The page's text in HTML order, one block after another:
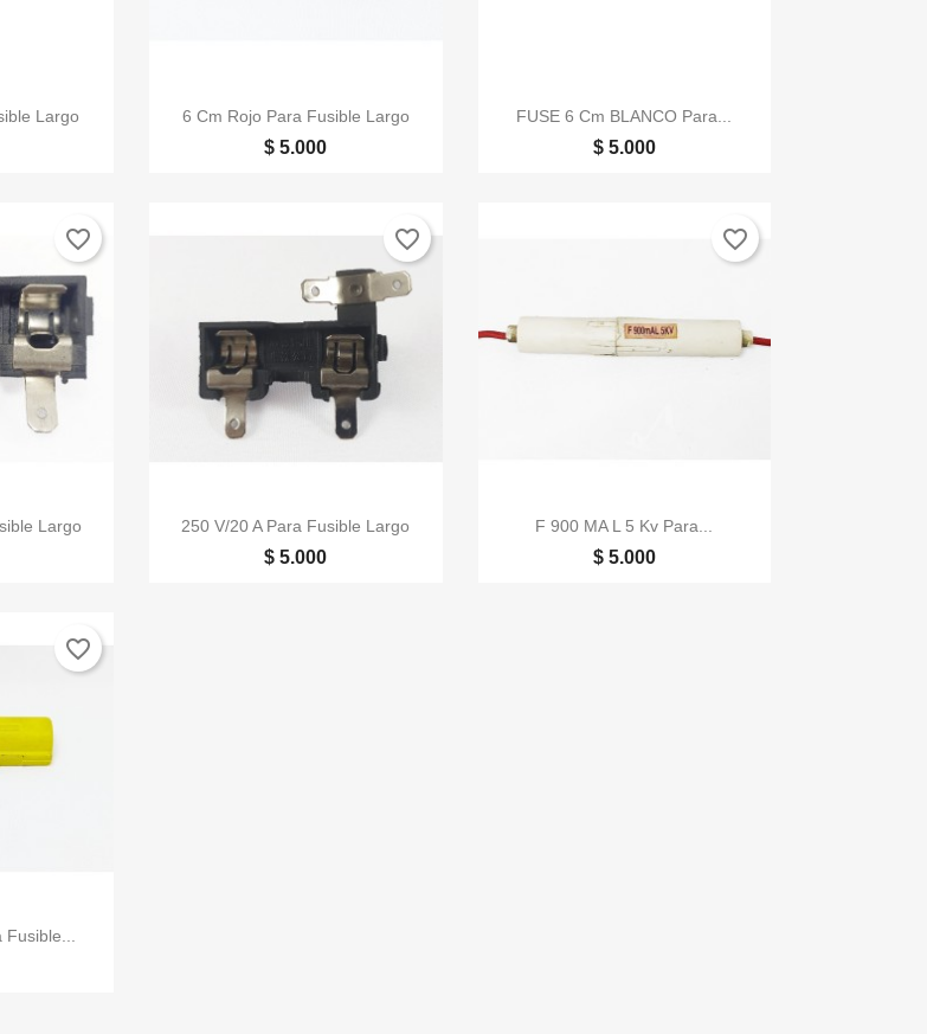
Largo Vista rápida
6 Cm Rojo Para Fusible Largo
$ 5.000
Vista rápida
FUSE 6 Cm BLANCO Para...
$ 5.000
Largo
favorite_border
Vista rápida
250 V/20 A Para Fusible Largo
$ 5.000
favorite_border
Vista rápida
F 900 MA L 5 Kv Para...
$ 5.000
favorite_border
favorite_border